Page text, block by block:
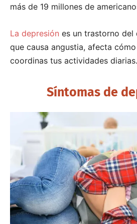
más de 19 millones de
La depresión es un trastorno del
que causa angustia, afecta
coordinas tus actividades diarias.
Síntomas de